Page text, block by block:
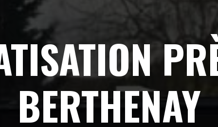
BERTHENAY